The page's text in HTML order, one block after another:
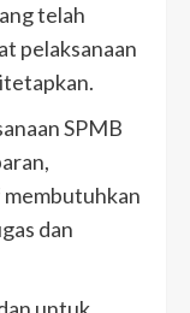
telah
pelaksanaan
SPMB
dan